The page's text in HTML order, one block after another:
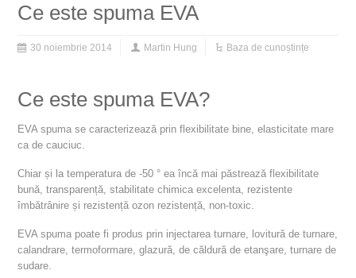
Ce este spuma EVA
30 noiembrie 2014 Martin Hung Baza de cunoștințe
Ce este spuma EVA?
EVA spuma se caracterizează prin flexibilitate bine, elasticitate mare
ca de cauciuc.
Chiar și la temperatura de -50 ° ea încă mai păstrează flexibilitate
bună, transparență, stabilitate chimica excelenta, rezistente
îmbătrânire și rezistență ozon rezistență, non-toxic.
EVA spuma poate fi produs prin injectarea turnare, lovitură de turnare,
calandrare, termoformare, glazură, de căldură de etanşare, turnare de
sudare.